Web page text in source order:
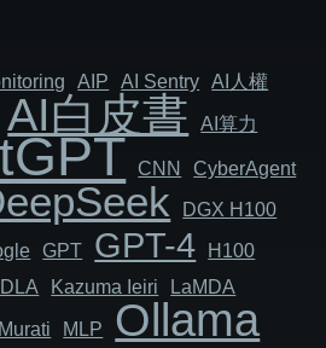
AIP AI Sentry AI人權
AI白皮書 AI算力
CNN
Cyber​​Agent
DGX H100
GPT GPT-4
H100
Kazuma Ieiri LaMDA
MLP Ollama